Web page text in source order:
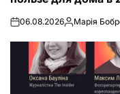
on06.08.2026Запись
Марія